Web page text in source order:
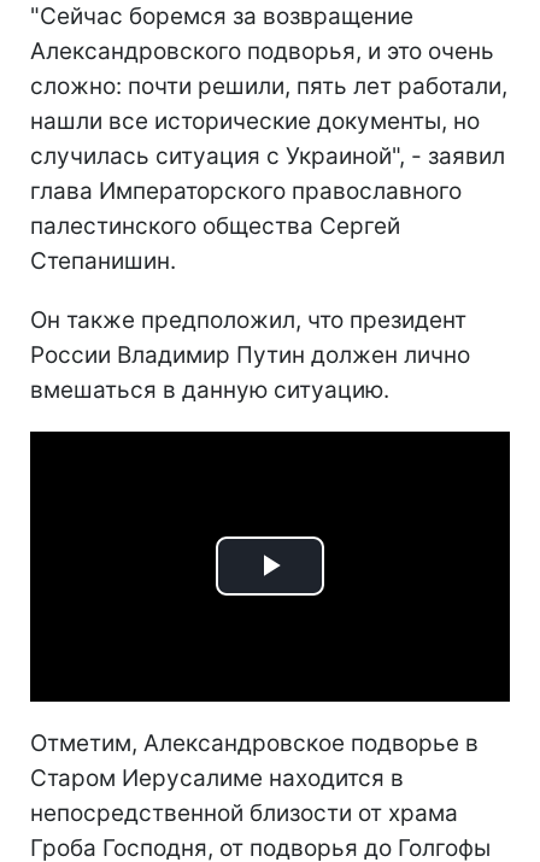
"Сейчас боремся за возвращение
Александровского подворья, и это очень
сложно: почти решили, пять лет работали,
нашли все исторические документы, но
случилась ситуация с Украиной", - заявил
глава Императорского православного
палестинского общества Сергей
Степанишин.
Он также предположил, что президент
России Владимир Путин должен лично
вмешаться в данную ситуацию.
Play
Отметим, Александровское подворье в
Старом Иерусалиме находится в
непосредственной близости от храма
Гроба Господня, от подворья до Голгофы